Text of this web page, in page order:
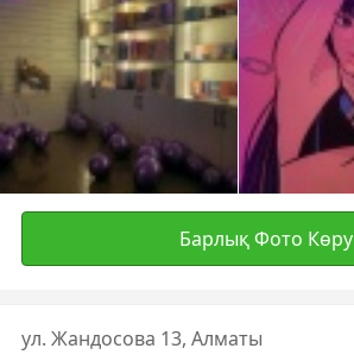
Барлық Фото Көру
ул. Жандосова 13, Алматы